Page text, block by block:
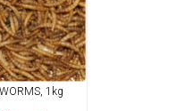
1kg